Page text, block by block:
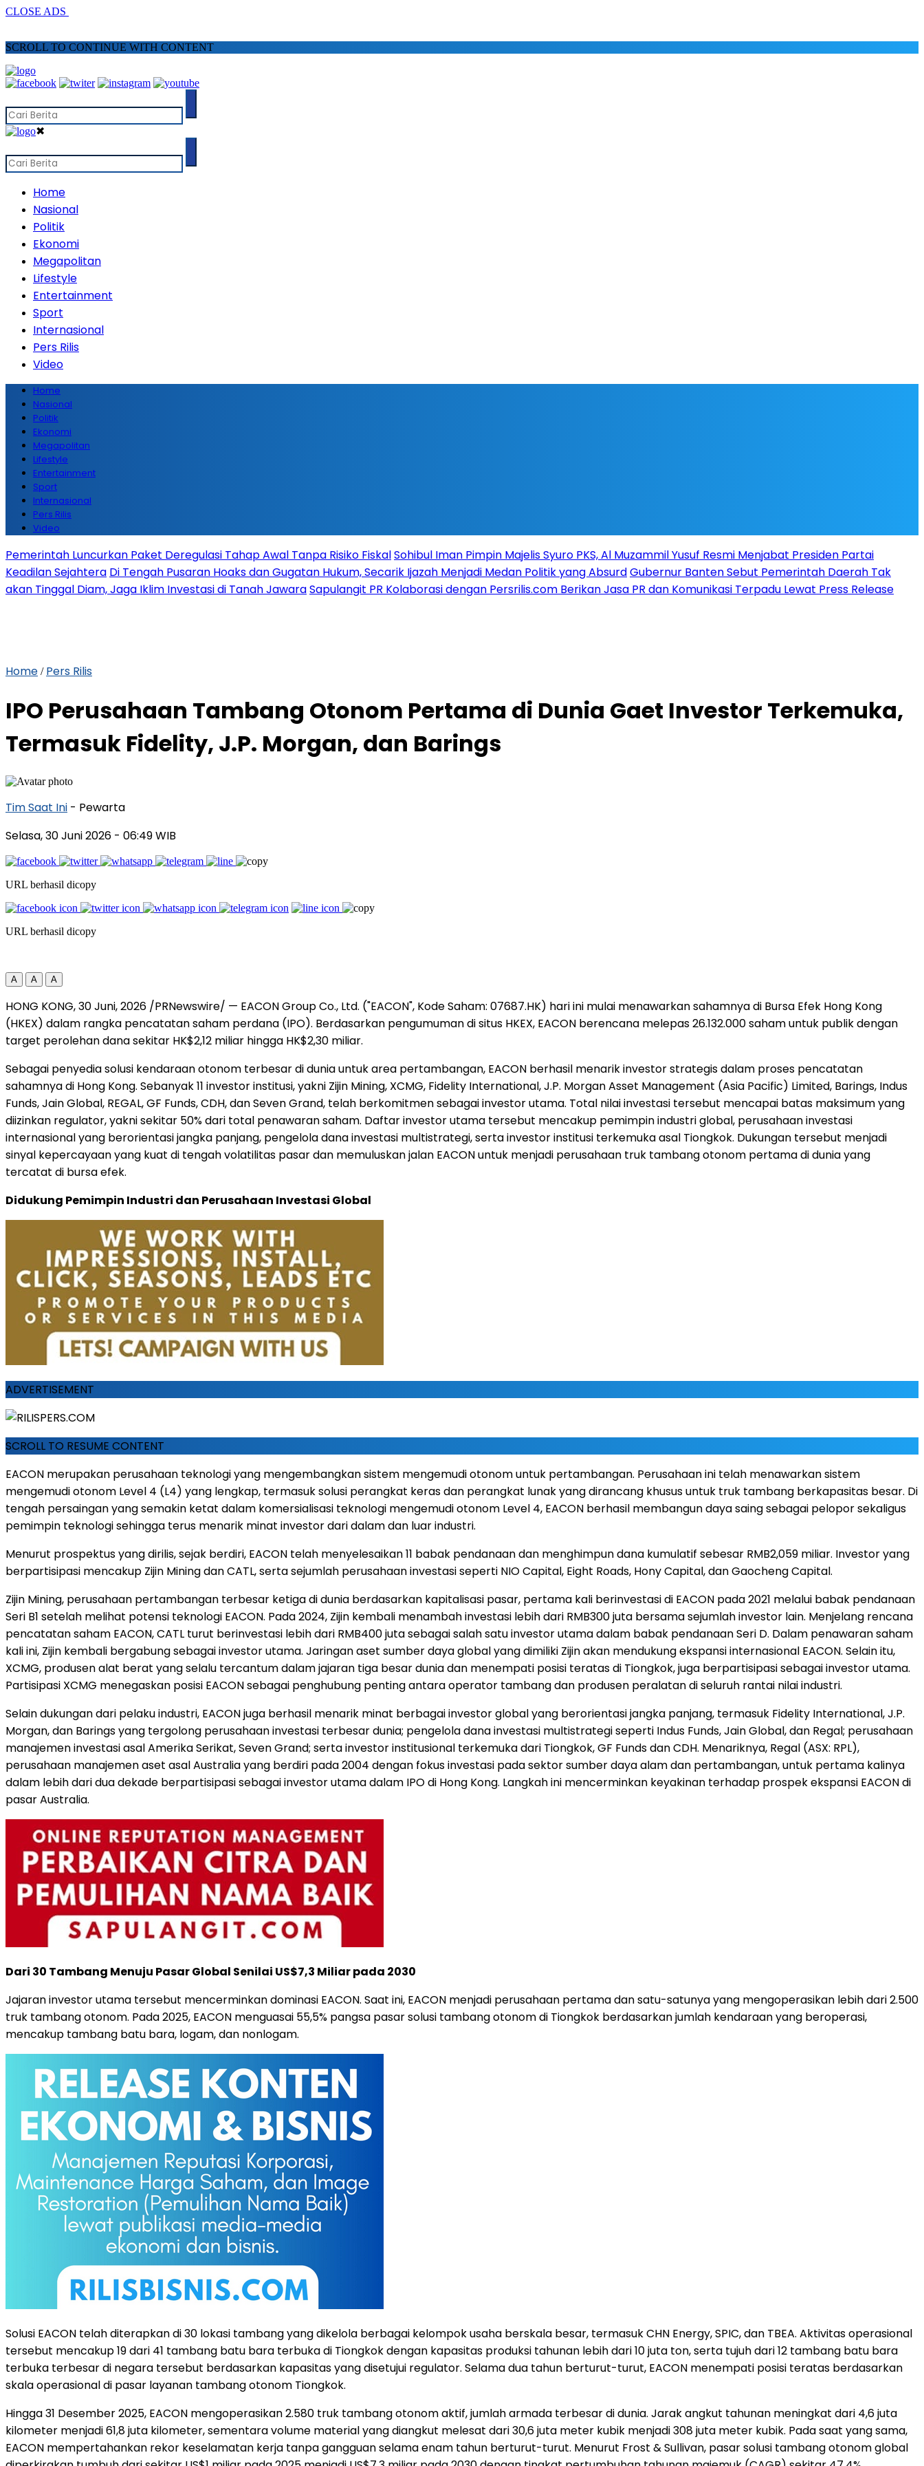
CLOSE ADS
SCROLL TO CONTINUE WITH CONTENT
✖
Home
Nasional
Politik
Ekonomi
Megapolitan
Lifestyle
Entertainment
Sport
Internasional
Pers Rilis
Video
Home
Nasional
Politik
Ekonomi
Megapolitan
Lifestyle
Entertainment
Sport
Internasional
Pers Rilis
Video
Pemerintah Luncurkan Paket Deregulasi Tahap Awal Tanpa Risiko FiskalSohibul Iman Pimpin Majelis Syuro PKS, Al Muzammil Yusuf Resmi Menjabat Presiden Partai
Keadilan Sejahtera Di Tengah Pusaran Hoaks dan Gugatan Hukum, Secarik Ijazah Menjadi Medan Politik yang AbsurdGubernur Banten Sebut Pemerintah Daerah Tak
akan Tinggal Diam, Jaga Iklim Investasi di Tanah JawaraSapulangit PR Kolaborasi dengan Persrilis.com Berikan Jasa PR dan Komunikasi Terpadu Lewat Press Release
Home / Pers Rilis
IPO Perusahaan Tambang Otonom Pertama di Dunia Gaet Investor Terkemuka,
Termasuk Fidelity, J.P. Morgan, dan Barings
Tim Saat Ini - Pewarta
Selasa, 30 Juni 2026 - 06:49 WIB
URL berhasil dicopy
URL berhasil dicopy
A A A
HONG KONG,30 Juni, 2026 /PRNewswire/ — EACON Group Co., Ltd. ("EACON", Kode Saham: 07687.HK) hari ini mulai menawarkan sahamnya di Bursa Efek Hong Kong
(HKEX) dalam rangka pencatatan saham perdana (IPO). Berdasarkan pengumuman di situs HKEX, EACON berencana melepas 26.132.000 saham untuk publik dengan
target perolehan dana sekitar HK$2,12 miliar hingga HK$2,30 miliar.
Sebagai penyedia solusi kendaraan otonom terbesar di dunia untuk area pertambangan, EACON berhasil menarik investor strategis dalam proses pencatatan
sahamnya di Hong Kong. Sebanyak 11 investor institusi, yakni Zijin Mining, XCMG, Fidelity International, J.P. Morgan Asset Management (Asia Pacific) Limited, Barings, Indus
Funds, Jain Global, REGAL, GF Funds, CDH, dan Seven Grand, telah berkomitmen sebagai investor utama. Total nilai investasi tersebut mencapai batas maksimum yang
diizinkan regulator, yakni sekitar 50% dari total penawaran saham. Daftar investor utama tersebut mencakup pemimpin industri global, perusahaan investasi
internasional yang berorientasi jangka panjang, pengelola dana investasi multistrategi, serta investor institusi terkemuka asal Tiongkok. Dukungan tersebut menjadi
sinyal kepercayaan yang kuat di tengah volatilitas pasar dan memuluskan jalan EACON untuk menjadi perusahaan truk tambang otonom pertama di dunia yang
tercatat di bursa efek.
Didukung Pemimpin Industri dan Perusahaan Investasi Global
ADVERTISEMENT
SCROLL TO RESUME CONTENT
EACON merupakan perusahaan teknologi yang mengembangkan sistem mengemudi otonom untuk pertambangan. Perusahaan ini telah menawarkan sistem
mengemudi otonom Level 4 (L4) yang lengkap, termasuk solusi perangkat keras dan perangkat lunak yang dirancang khusus untuk truk tambang berkapasitas besar. Di
tengah persaingan yang semakin ketat dalam komersialisasi teknologi mengemudi otonom Level 4, EACON berhasil membangun daya saing sebagai pelopor sekaligus
pemimpin teknologi sehingga terus menarik minat investor dari dalam dan luar industri.
Menurut prospektus yang dirilis, sejak berdiri, EACON telah menyelesaikan 11 babak pendanaan dan menghimpun dana kumulatif sebesar RMB2,059 miliar. Investor yang
berpartisipasi mencakup Zijin Mining dan CATL, serta sejumlah perusahaan investasi seperti NIO Capital, Eight Roads, Hony Capital, dan Gaocheng Capital.
Zijin Mining, perusahaan pertambangan terbesar ketiga di dunia berdasarkan kapitalisasi pasar, pertama kali berinvestasi di EACON pada 2021 melalui babak pendanaan
Seri B1 setelah melihat potensi teknologi EACON. Pada 2024, Zijin kembali menambah investasi lebih dari RMB300 juta bersama sejumlah investor lain. Menjelang rencana
pencatatan saham EACON, CATL turut berinvestasi lebih dari RMB400 juta sebagai salah satu investor utama dalam babak pendanaan Seri D. Dalam penawaran saham
kali ini, Zijin kembali bergabung sebagai investor utama. Jaringan aset sumber daya global yang dimiliki Zijin akan mendukung ekspansi internasional EACON. Selain itu,
XCMG, produsen alat berat yang selalu tercantum dalam jajaran tiga besar dunia dan menempati posisi teratas di Tiongkok, juga berpartisipasi sebagai investor utama.
Partisipasi XCMG menegaskan posisi EACON sebagai penghubung penting antara operator tambang dan produsen peralatan di seluruh rantai nilai industri.
Selain dukungan dari pelaku industri, EACON juga berhasil menarik minat berbagai investor global yang berorientasi jangka panjang, termasuk Fidelity International, J.P.
Morgan, dan Barings yang tergolong perusahaan investasi terbesar dunia; pengelola dana investasi multistrategi seperti Indus Funds, Jain Global, dan Regal; perusahaan
manajemen investasi asal Amerika Serikat, Seven Grand; serta investor institusional terkemuka dari Tiongkok, GF Funds dan CDH. Menariknya, Regal (ASX: RPL),
perusahaan manajemen aset asal Australia yang berdiri pada 2004 dengan fokus investasi pada sektor sumber daya alam dan pertambangan, untuk pertama kalinya
dalam lebih dari dua dekade berpartisipasi sebagai investor utama dalam IPO di Hong Kong. Langkah ini mencerminkan keyakinan terhadap prospek ekspansi EACON di
pasar Australia.
Dari 30 Tambang Menuju Pasar Global Senilai US$7,3 Miliar pada 2030
Jajaran investor utama tersebut mencerminkan dominasi EACON. Saat ini, EACON menjadi perusahaan pertama dan satu-satunya yang mengoperasikan lebih dari 2.500
truk tambang otonom. Pada 2025, EACON menguasai 55,5% pangsa pasar solusi tambang otonom di Tiongkok berdasarkan jumlah kendaraan yang beroperasi,
mencakup tambang batu bara, logam, dan nonlogam.
Solusi EACON telah diterapkan di 30 lokasi tambang yang dikelola berbagai kelompok usaha berskala besar, termasuk CHN Energy, SPIC, dan TBEA. Aktivitas operasional
tersebut mencakup 19 dari 41 tambang batu bara terbuka di Tiongkok dengan kapasitas produksi tahunan lebih dari 10 juta ton, serta tujuh dari 12 tambang batu bara
terbuka terbesar di negara tersebut berdasarkan kapasitas yang disetujui regulator. Selama dua tahun berturut-turut, EACON menempati posisi teratas berdasarkan
skala operasional di pasar layanan tambang otonom Tiongkok.
Hingga 31 Desember 2025, EACON mengoperasikan 2.580 truk tambang otonom aktif, jumlah armada terbesar di dunia. Jarak angkut tahunan meningkat dari 4,6 juta
kilometer menjadi 61,8 juta kilometer, sementara volume material yang diangkut melesat dari 30,6 juta meter kubik menjadi 308 juta meter kubik. Pada saat yang sama,
EACON mempertahankan rekor keselamatan kerja tanpa gangguan selama enam tahun berturut-turut. Menurut Frost & Sullivan, pasar solusi tambang otonom global